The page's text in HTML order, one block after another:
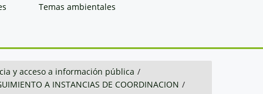
Temas ambientales
y acceso a información pública /
A INSTANCIAS DE COORDINACION /